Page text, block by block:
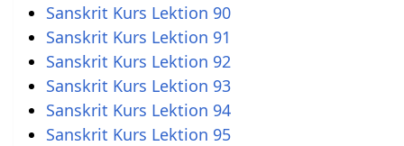
Sanskrit Kurs Lektion 90
Sanskrit Kurs Lektion 91
Sanskrit Kurs Lektion 92
Sanskrit Kurs Lektion 93
Sanskrit Kurs Lektion 94
Sanskrit Kurs Lektion 95